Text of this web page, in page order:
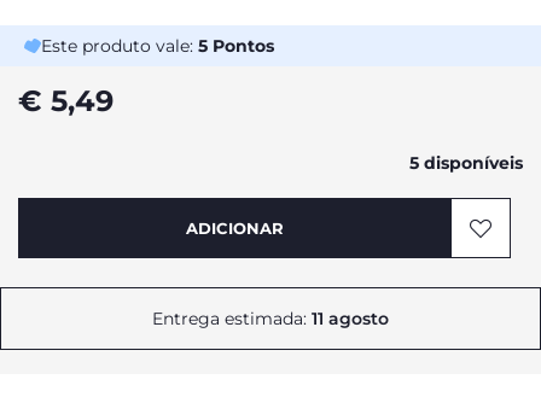
Este produto vale: 5 Pontos
€ 5,49
5 disponíveis
ADICIONAR
Entrega estimada: 11 agosto